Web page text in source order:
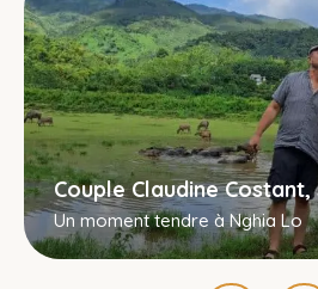
Couple Claudine
Un moment tendre à Nghia Lo